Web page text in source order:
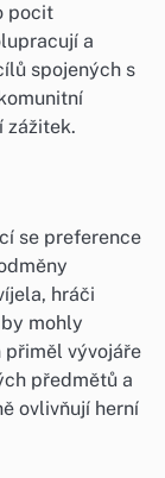
pocit
a
spojených s
zážitek.
se preference
hráči
mohly
přiměl vývojáře
předmětů a
ovlivňují herní